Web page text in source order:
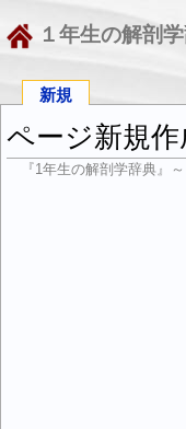
１年生の解剖
新規
ページ新規作
『1年生の解剖学辞典』